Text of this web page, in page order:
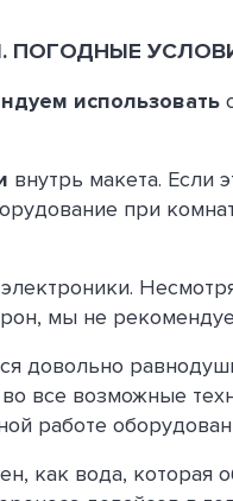
ПОГОДНЫЕ
использовать
внутрь макета. Если
при
мы не
довольно
все возможные
работе
как вода, которая